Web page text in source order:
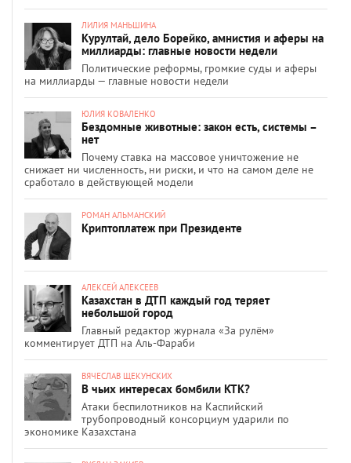
ЛИЛИЯ МАНЬШИНА
Курултай, дело Борейко, амнистия и аферы на
миллиарды: главные новости недели
Политические реформы, громкие суды и аферы
на миллиарды — главные новости недели
ЮЛИЯ КОВАЛЕНКО
Бездомные животные: закон есть, системы –
нет
Почему ставка на массовое уничтожение не
снижает ни численность, ни риски, и что на самом деле не
сработало в действующей модели
РОМАН АЛЬМАНСКИЙ
Криптоплатеж при Президенте
АЛЕКСЕЙ АЛЕКСЕЕВ
Казахстан в ДТП каждый год теряет
небольшой город
Главный редактор журнала «За рулём»
комментирует ДТП на Аль-Фараби
ВЯЧЕСЛАВ ЩЕКУНСКИХ
В чьих интересах бомбили КТК?
Атаки беспилотников на Каспийский
трубопроводный консорциум ударили по
экономике Казахстана